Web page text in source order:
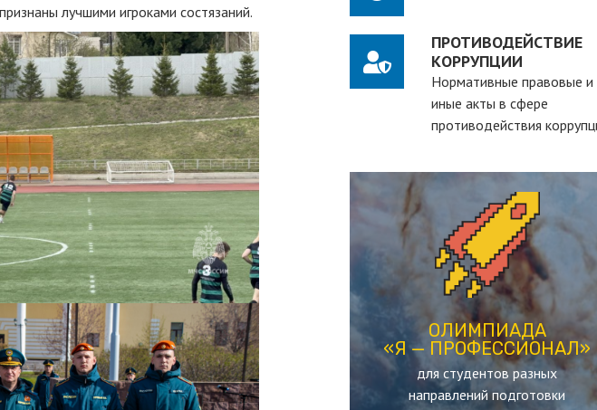
лучшими игроками состязаний.
ПРОТИВОДЕЙСТВИЕ
КОРРУПЦИИ
Нормативные правовые и
иные акты в сфере
противодействия
ОЛИМПИАДА
«Я — ПРОФЕССИОНАЛ»
для студентов разных
направлений подготовки
ОЛИМПИАДА
«Я — ПРОФЕССИОНАЛ»
студенческая олимпиада,
рассчитанная на действующих
студентов вузов
ПЕРЕЙТИ